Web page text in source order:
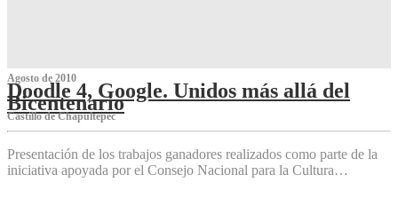
Agosto de 2010
Doodle 4, Google. Unidos más allá del
Bicentenario
Castillo de Chapultepec
Presentación de los trabajos ganadores realizados como parte de la
iniciativa apoyada por el Consejo Nacional para la Cultura…